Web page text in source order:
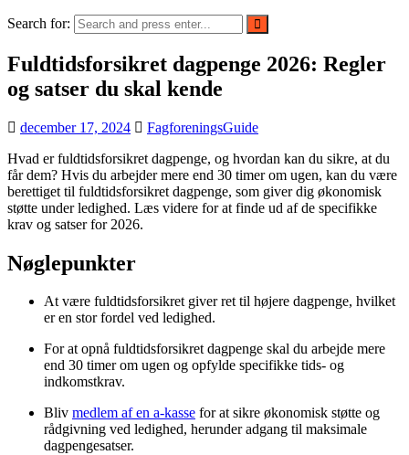
Search for:
Fuldtidsforsikret dagpenge 2026: Regler
og satser du skal kende
december 17, 2024
FagforeningsGuide
Hvad er fuldtidsforsikret dagpenge, og hvordan kan du sikre, at du
får dem? Hvis du arbejder mere end 30 timer om ugen, kan du være
berettiget til fuldtidsforsikret dagpenge, som giver dig økonomisk
støtte under ledighed. Læs videre for at finde ud af de specifikke
krav og satser for 2026.
Nøglepunkter
At være fuldtidsforsikret giver ret til højere dagpenge, hvilket
er en stor fordel ved ledighed.
For at opnå fuldtidsforsikret dagpenge skal du arbejde mere
end 30 timer om ugen og opfylde specifikke tids- og
indkomstkrav.
Bliv medlem af en a-kasse for at sikre økonomisk støtte og
rådgivning ved ledighed, herunder adgang til maksimale
dagpengesatser.